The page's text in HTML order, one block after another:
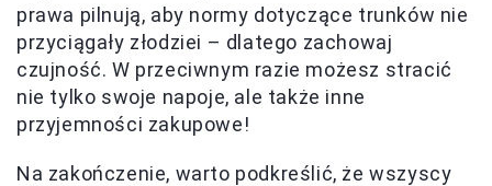
prawa pilnują, aby normy dotyczące trunków nie
przyciągały złodziei – dlatego zachowaj
czujność. W przeciwnym razie możesz stracić
nie tylko swoje napoje, ale także inne
przyjemności zakupowe!
Na zakończenie, warto podkreślić, że wszyscy